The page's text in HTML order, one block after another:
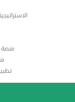
منصة